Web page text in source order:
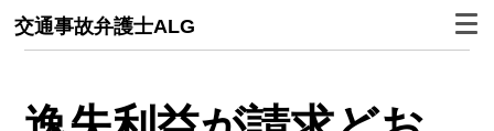
交通事故弁護士ALG